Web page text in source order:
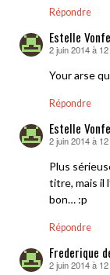
Répondre
Estelle
dit :
2 juin 2014 à
Your arse
Répondre
Estelle
dit :
2 juin 2014 à
Plus
titre, mais il
bon… :p
Répondre
Frederique
dit :
2 juin 2014 à